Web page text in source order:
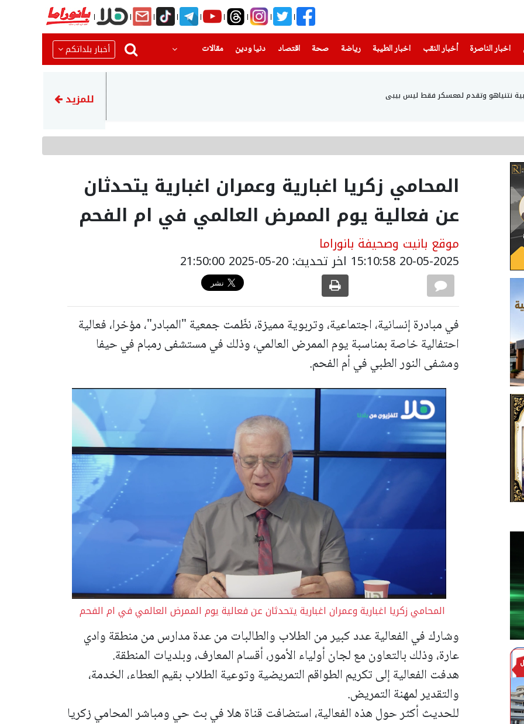
اخبار الناصرة
(current) أخبار النقب اخبار الطيبة(current) رياضة
(current) صحة(current) اقتصاد دنيا ودين
(current) مقالات أخبار بلداتكم
وتقدم لمعسكر فقط ليس بيبي إصابة رجل إثر اصطدام مركبة بجدار في أم الفحم
للمزيد
المحامي زكريا اغبارية وعمران اغبارية يتحدثان
عن فعالية يوم الممرض العالمي في ام الفحم
موقع بانيت وصحيفة بانوراما
20-05-2025 15:10:58 اخر تحديث: 20-05-2025 21:50:00
في مبادرة إنسانية، اجتماعية، وتربوية مميزة، نظّمت جمعية "المبادر"، مؤخرا، فعالية
احتفالية خاصة بمناسبة يوم الممرض العالمي، وذلك في مستشفى رمبام في حيفا
ومشفى النور الطبي في أم الفحم.
المحامي زكريا اغبارية وعمران اغبارية يتحدثان عن فعالية يوم الممرض العالمي في ام الفحم
وشارك في الفعالية عدد كبير من الطلاب والطالبات من عدة مدارس من منطقة وادي
عارة، وذلك بالتعاون مع لجان أولياء الأمور، أقسام المعارف، وبلديات المنطقة.
هدفت الفعالية إلى تكريم الطواقم التمريضية وتوعية الطلاب بقيم العطاء، الخدمة،
والتقدير لمهنة التمريض.
للحديث أكثر حول هذه الفعالية، استضافت قناة هلا في بث حي ومباشر المحامي زكريا